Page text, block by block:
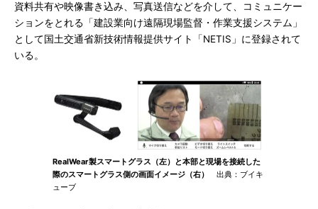
資料共有や映像書き込み、写真送信などを介して、コミュニケー
ションをとれる「建設業向け遠隔現場監督・作業支援システム」
として国土交通省新技術情報提供サイト「NETIS」に登録されて
いる。
RealWear製スマートグラス（左）と本部と現場を接続した
際のスマートグラス側の画面イメージ（右）
出典：ブイキ
ューブ